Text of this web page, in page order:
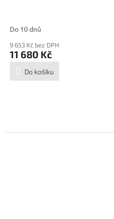
Do 10 dnů
9 653 Kč bez DPH
11 680 Kč
Do košíku